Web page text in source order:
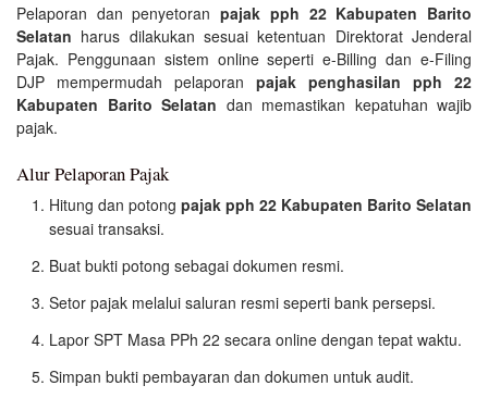
Pelaporan dan penyetoranpajak pph 22 Kabupaten Barito
Selatan harus dilakukan sesuai ketentuan Direktorat Jenderal
Pajak. Penggunaan sistem online seperti e-Billing dan e-Filing
DJP mempermudah pelaporan pajak penghasilan pph 22
Kabupaten Barito Selatan dan memastikan kepatuhan wajib
pajak.
Alur Pelaporan Pajak
Hitung dan potong pajak pph 22 Kabupaten Barito Selatan
sesuai transaksi.
Buat bukti potong sebagai dokumen resmi.
Setor pajak melalui saluran resmi seperti bank persepsi.
Lapor SPT Masa PPh 22 secara online dengan tepat waktu.
Simpan bukti pembayaran dan dokumen untuk audit.